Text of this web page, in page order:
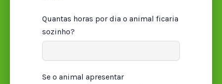
Quantas horas por dia o animal ficaria
sozinho?
Se o animal apresentar